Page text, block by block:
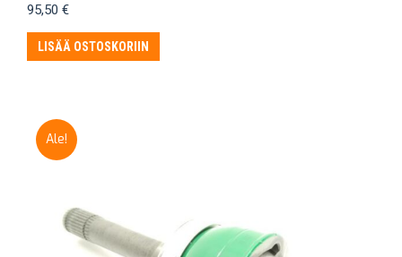
95,50 €
LISÄÄ OSTOSKORIIN
Ale!